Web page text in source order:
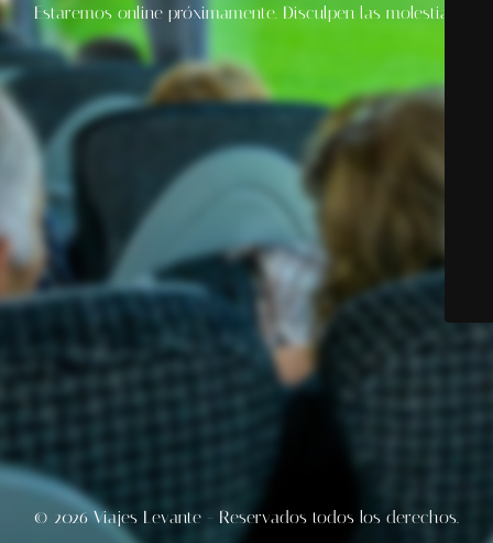
Estaremos online próximamente. Disculpen las molestias.
© 2026 Viajes Levante - Reservados todos los derechos.